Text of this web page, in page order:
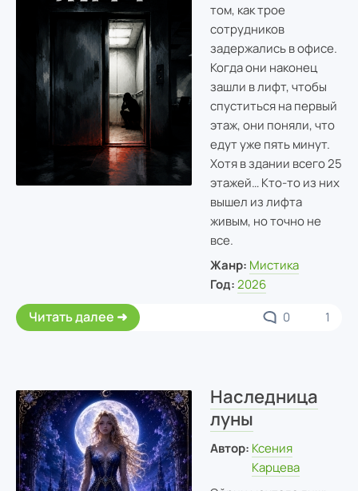
том, как трое
сотрудников
задержались в офисе.
Когда они наконец
зашли в лифт, чтобы
спуститься на первый
этаж, они поняли, что
едут уже пять минут.
Хотя в здании всего 25
этажей… Кто-то из них
вышел из лифта
живым, но точно не
все.
Жанр: Мистика
Год: 2026
Читать далее 0 1
Наследница
луны
Автор: Ксения
Карцева